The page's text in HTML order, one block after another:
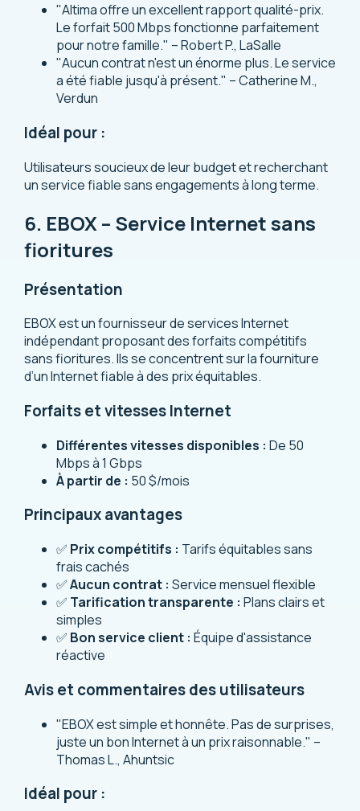
"Altima offre un excellent rapport qualité-prix.
Le forfait 500 Mbps fonctionne parfaitement
pour notre famille." – Robert P., LaSalle
"Aucun contrat n'est un énorme plus. Le service
a été fiable jusqu'à présent." – Catherine M.,
Verdun
Idéal pour :
Utilisateurs soucieux de leur budget et recherchant
un service fiable sans engagements à long terme.
6. EBOX – Service Internet sans
fioritures
Présentation
EBOX est un fournisseur de services Internet
indépendant proposant des forfaits compétitifs
sans fioritures. Ils se concentrent sur la fourniture
d’un Internet fiable à des prix équitables.
Forfaits et vitesses Internet
Différentes vitesses disponibles : De 50
Mbps à 1 Gbps
À partir de : 50 $/mois
Principaux avantages
✅ Prix compétitifs : Tarifs équitables sans
frais cachés
✅Aucun contrat : Service mensuel flexible
✅ Tarification transparente : Plans clairs et
simples
✅ Bon service client : Équipe d'assistance
réactive
Avis et commentaires des utilisateurs
"EBOX est simple et honnête. Pas de surprises,
juste un bon Internet à un prix raisonnable." –
Thomas L., Ahuntsic
Idéal pour :